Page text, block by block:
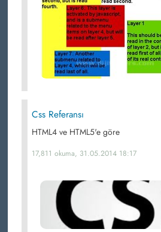
Css Referansı
HTML4 ve HTML5'e göre
17,811 okuma, 31.05.2014 18:17